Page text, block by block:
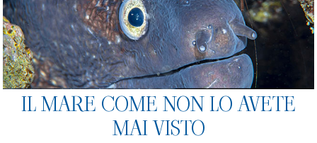
IL MARE COME NON LO AVETE
MAI VISTO